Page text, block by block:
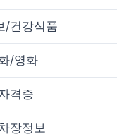
/건강식품
/영화
격증
장정보